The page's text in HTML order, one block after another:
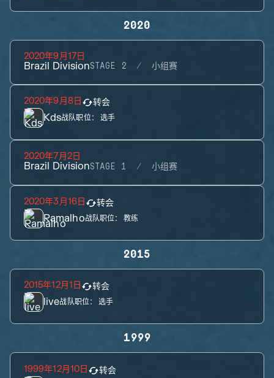
2020
2020年9月17日
Brazil DivisionSTAGE 2 小组赛
2020年9月8日 转会
Kds战队职位： 选手
2020年7月2日
Brazil DivisionSTAGE 1 小组赛
2020年3月16日 转会
Ramalho战队职位： 教练
2015
2015年12月1日 转会
live战队职位： 选手
1999
1999年12月10日 转会